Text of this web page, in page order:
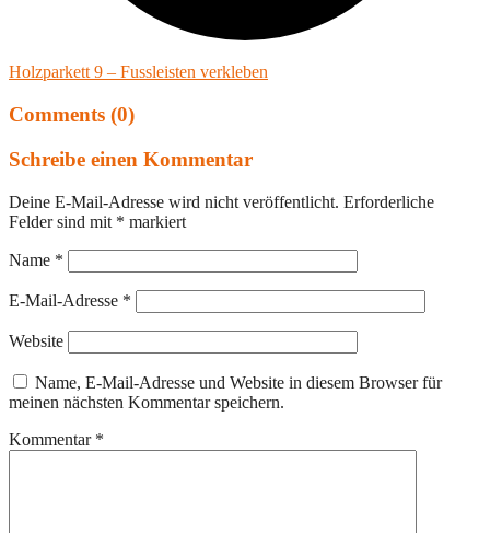
Holzparkett 9 – Fussleisten verkleben
Comments (0)
Schreibe einen Kommentar
Deine E-Mail-Adresse wird nicht veröffentlicht. Erforderliche
Felder sind mit * markiert
Name *
E-Mail-Adresse *
Website
Name, E-Mail-Adresse und Website in diesem Browser für
meinen nächsten Kommentar speichern.
Kommentar *